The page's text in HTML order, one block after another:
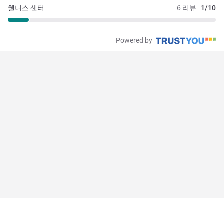
6 리뷰 1/10
웰니스 센터
Powered by